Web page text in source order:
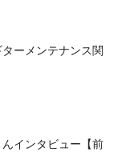
ーメンテナンス関
インタビュー【前